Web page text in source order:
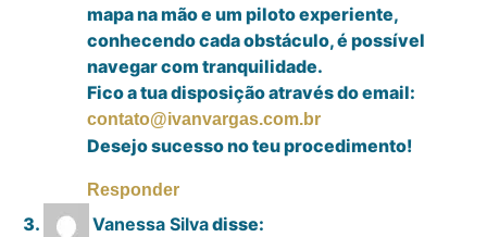
mapa na mão e um piloto experiente,
conhecendo cada obstáculo, é possível
navegar com tranquilidade.
Fico a tua disposição através do email:
contato@ivanvargas.com.br
Desejo sucesso no teu procedimento!
Responder
Vanessa Silvadisse: